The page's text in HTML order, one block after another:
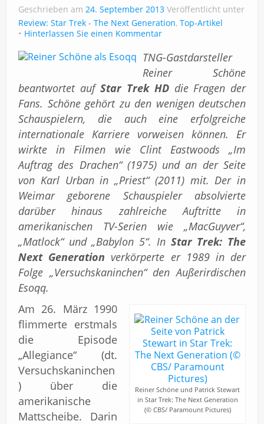
Geschrieben am 24. September 2013 Veröffentlicht unter
Review: Star Trek - The Next Generation, Top-Artikel
Hinterlassen Sie einen Kommentar
TNG-Gastdarsteller
Reiner Schöne
beantwortet aufStar Trek HDdie Fragen der
Fans. Schöne gehört zu den wenigen deutschen
Schauspielern, die auch eine erfolgreiche
internationale Karriere vorweisen können. Er
wirkte in Filmen wie Clint Eastwoods „Im
Auftrag des Drachen“ (1975) und an der Seite
von Karl Urban in „Priest“ (2011) mit. Der in
Weimar geborene Schauspieler absolvierte
darüber hinaus zahlreiche Auftritte in
amerikanischen TV-Serien wie „MacGuyver“,
„Matlock“ und „Babylon 5“. In Star Trek: The
Next Generation verkörperte er 1989 in der
Folge „Versuchskaninchen“ den Außerirdischen
Esoqq.
Reiner Schöne und Patrick Stewart
in Star Trek: The Next Generation
(© CBS/ Paramount Pictures)
Am 26. März 1990
flimmerte erstmals
die Episode
„Allegiance“ (dt.
Versuchskaninchen
) über die
amerikanische
Mattscheibe. Darin